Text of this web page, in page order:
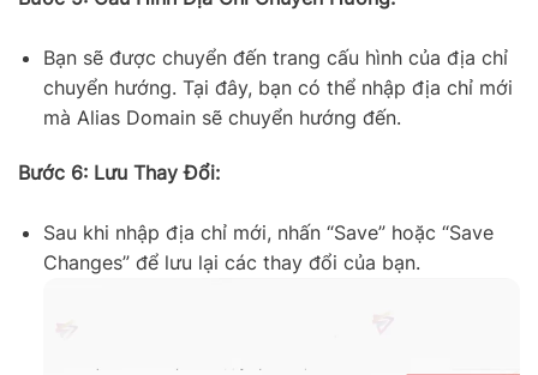
Bạn sẽ được chuyển đến trang cấu hình của địa chỉ
chuyển hướng. Tại đây, bạn có thể nhập địa chỉ mới
mà Alias Domain sẽ chuyển hướng đến.
Bước 6: Lưu Thay Đổi:
Sau khi nhập địa chỉ mới, nhấn “Save” hoặc “Save
Changes” để lưu lại các thay đổi của bạn.